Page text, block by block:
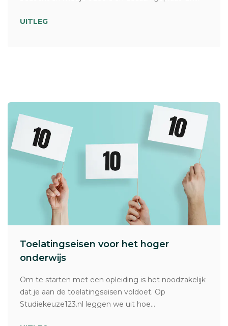
UITLEG
Toelatingseisen voor het hoger
onderwijs
Om te starten met een opleiding is het noodzakelijk
dat je aan de toelatingseisen voldoet. Op
Studiekeuze123.nl leggen we uit hoe...